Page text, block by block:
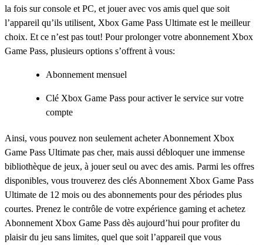
la fois sur console et PC, et jouer avec vos amis quel que soit
l’appareil qu’ils utilisent, Xbox Game Pass Ultimate est le meilleur
choix. Et ce n’est pas tout! Pour prolonger votre abonnement Xbox
Game Pass, plusieurs options s’offrent à vous:
Abonnement mensuel
Clé Xbox Game Pass pour activer le service sur votre
compte
Ainsi, vous pouvez non seulement acheter Abonnement Xbox
Game Pass Ultimate pas cher, mais aussi débloquer une immense
bibliothèque de jeux, à jouer seul ou avec des amis. Parmi les offres
disponibles, vous trouverez des clés Abonnement Xbox Game Pass
Ultimate de 12 mois ou des abonnements pour des périodes plus
courtes. Prenez le contrôle de votre expérience gaming et achetez
Abonnement Xbox Game Pass dès aujourd’hui pour profiter du
plaisir du jeu sans limites, quel que soit l’appareil que vous